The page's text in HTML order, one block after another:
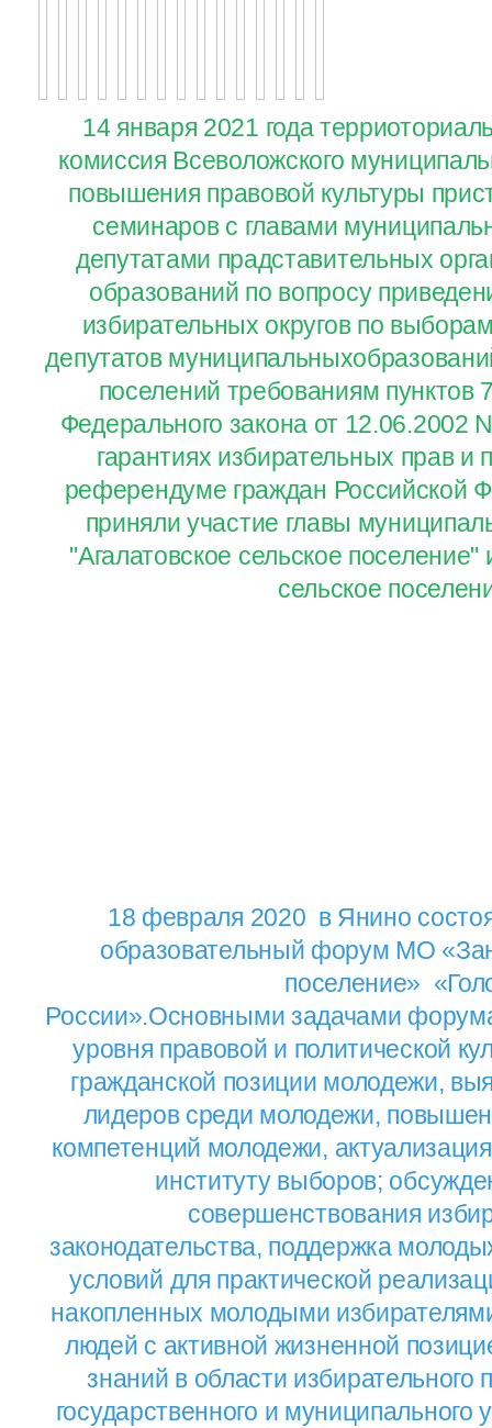
14 января 2021 года
комиссия Всеволожского
повышения правовой культуры
семинаров с главами
депутатами прадставительных
образований по вопросу
избирательных округов по
депутатов
поселений требованиям пунктов
Федерального закона от
гарантиях избирательных прав и
референдуме граждан Российской
приняли участие главы
"Агалатовское сельское
сельское
18 февраля 2020 в Янино
образовательный форум МО
поселение»
России».Основными задачами
уровня правовой и политической
гражданской позиции молодежи,
лидеров среди молодежи,
компетенций молодежи,
институту выборов;
совершенствования
законодательства, поддержка
условий для практической
накопленных молодыми
людей с активной жизненной
знаний в области избирательного
государственного и